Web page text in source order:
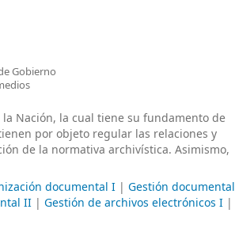
Gobierno
Nación, la cual tiene su fundamento de
por objeto regular las relaciones y
de la normativa archivística. Asimismo,
documental I | Gestión documental
II | Gestión de archivos electrónicos I |